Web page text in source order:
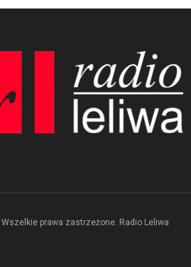
prawa zastrzeżone. Radio Leliwa